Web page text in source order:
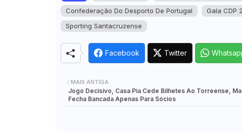
Confederação Do Desporto De Portugal
Gala CDP
Sporting Santacruzense
Facebook Twitter
MAIS ANTIGA
Jogo Decisivo, Casa Pia Cede Bilhetes Ao Torreense,
Fecha Bancada Apenas Para Sócios